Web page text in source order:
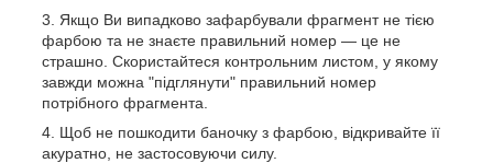
Якщо Ви випадково зафарбували фрагмент не тією
фарбою та не знаєте правильний номер — це не
страшно. Скористайтеся контрольним листом, у якому
завжди можна "підглянути" правильний номер
потрібного фрагмента.
Щоб не пошкодити баночку з фарбою, відкривайте її
акуратно, не застосовуючи силу.